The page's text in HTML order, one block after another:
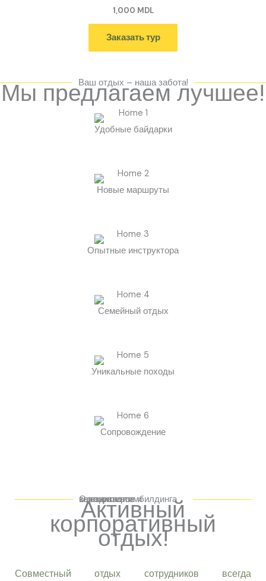
1,000 MDL
Заказать тур
Ваш отдых – наша забота!
Мы предлагаем лучшее!
Удобные байдарки
Новые маршруты
Опытные инструктора
Семейный отдых
Уникальные походы
Сопровождение
Организация корпоративов и выездного тимбилдинга
Активный
корпоративный
отдых!
Совместный отдых сотрудников всегда